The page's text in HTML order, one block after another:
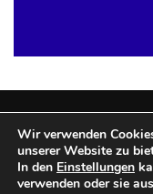
Copyright © 2025
Wir verwenden
unserer Website zu
In den Einstellungen
verwenden oder sie